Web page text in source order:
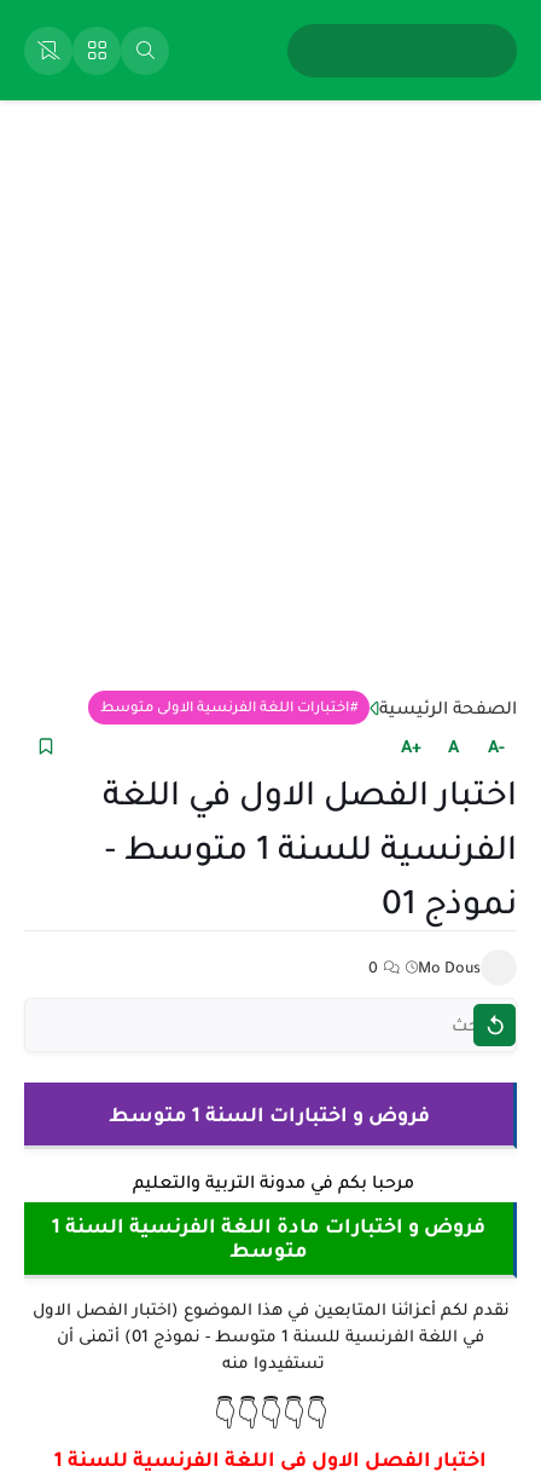
الصفحة الرئيسية اختبارات اللغة الفرنسية الاولى متوسط
+A A -A
اختبار الفصل الاول في اللغة
الفرنسية للسنة 1 متوسط -
نموذج 01
Mo Dous
0
فروض و اختبارات السنة 1 متوسط
مرحبا بكم في مدونة التربية والتعليم
فروض و اختبارات مادة اللغة الفرنسية السنة 1
متوسط
نقدم لكم أعزائنا المتابعين في هذا الموضوع (اختبار الفصل الاول
في اللغة الفرنسية للسنة 1 متوسط - نموذج 01) أتمنى أن
تستفيدوا منه
👇👇👇👇👇
اختبار الفصل الاول في اللغة الفرنسية للسنة 1